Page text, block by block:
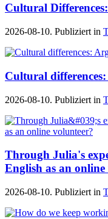
Cultural
2026-08-10. Publiziert in
Cultural
2026-08-10. Publiziert in
Through Julia's
English as an
2026-08-10. Publiziert in